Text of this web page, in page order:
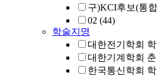
구)KCI후보(통
02 (44)
학술지명
대한전기학회
대한기계학회
한국통신학회